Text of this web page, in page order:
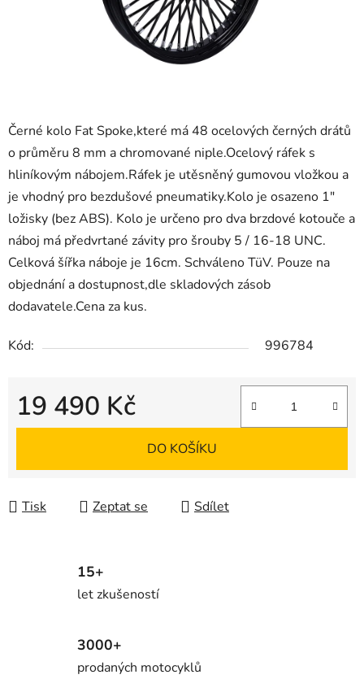
Černé kolo Fat Spoke,které má 48 ocelových černých drátů
o průměru 8 mm a chromované niple.Ocelový ráfek s
hliníkovým nábojem.Ráfek je utěsněný gumovou vložkou a
je vhodný pro bezdušové pneumatiky.Kolo je osazeno 1"
ložisky (bez ABS). Kolo je určeno pro dva brzdové kotouče a
náboj má předvrtané závity pro šrouby 5 / 16-18 UNC.
Celková šířka náboje je 16cm. Schváleno TüV. Pouze na
objednání a dostupnost,dle skladových zásob
dodavatele.Cena za kus.
Kód: 996784
19 490 Kč
Měrná cena:
DO KOŠÍKU
Tisk Zeptat se Sdílet
15+
let zkušeností
3000+
prodaných motocyklů